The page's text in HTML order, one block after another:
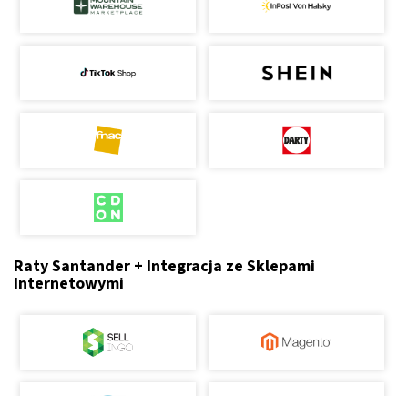
Raty Santander + Integracja ze Sklepami
Internetowymi